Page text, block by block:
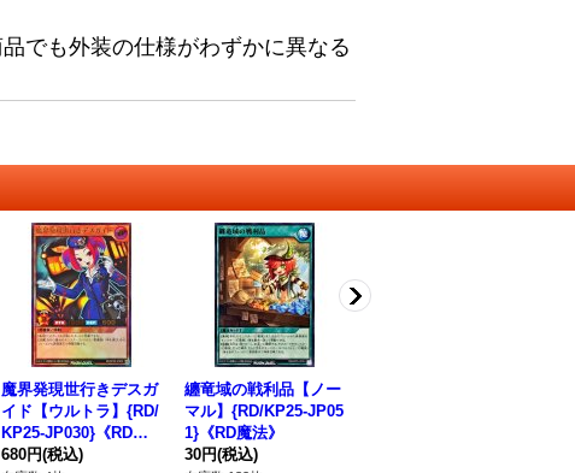
でも外装の仕様がわずかに異なる
魔界発現世行きデスガ
イド【ウルトラ】{RD/
KP25-JP030}《RDモ
ンスター》
680円(税込)
纏竜域の戦利品【ノー
マル】{RD/KP25-JP05
1}《RD魔法》
30円(税込)